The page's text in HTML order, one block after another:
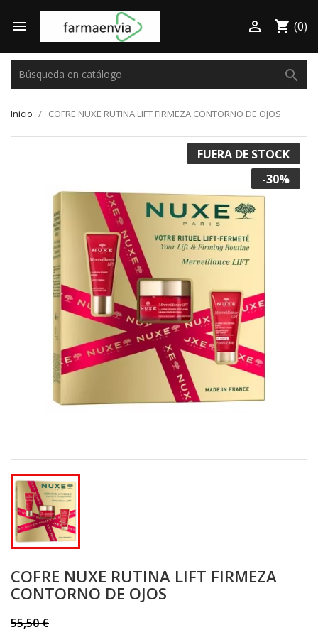
 shopping_cart (0)

search
Inicio COFRE NUXE RUTINA LIFT FIRMEZA CONTORNO DE OJOS
¡EN OFERTA!
-30%
FUERA DE STOCK
COFRE NUXE RUTINA LIFT FIRMEZA
CONTORNO DE OJOS
55,50 €